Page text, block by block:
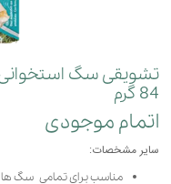
84 گرم
اتمام موجودی
سایر مشخصات:
مناسب برای تمامی سگ ها